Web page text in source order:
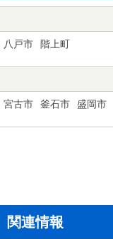
八戸市 階上町
宮古市 釜石市 盛岡市
関連情報